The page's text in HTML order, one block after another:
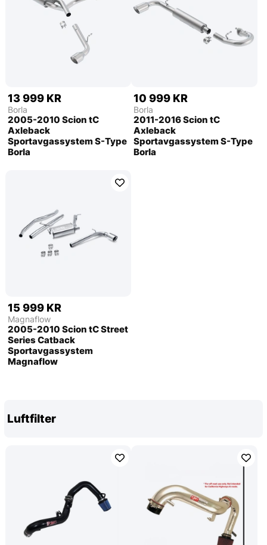
13 999 KR
Borla
2005-2010 Scion tC
Axleback
Sportavgassystem S-Type
Borla
10 999 KR
Borla
2011-2016 Scion tC
Axleback
Sportavgassystem S-Type
Borla
15 999 KR
Magnaflow
2005-2010 Scion tC Street
Series Catback
Sportavgassystem
Magnaflow
Luftfilter